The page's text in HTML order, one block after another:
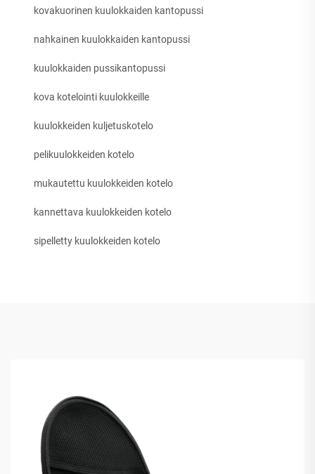
kovakuorinen kuulokkaiden kantopussi
nahkainen kuulokkaiden kantopussi
kuulokkaiden pussikantopussi
kova kotelointi kuulokkeille
kuulokkeiden kuljetuskotelo
pelikuulokkeiden kotelo
mukautettu kuulokkeiden kotelo
kannettava kuulokkeiden kotelo
sipelletty kuulokkeiden kotelo